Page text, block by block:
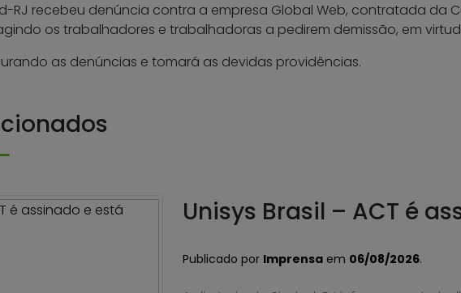
RJ recebeu denúncia contra a empresa Global Web, contratada da
os trabalhadores e trabalhadoras a pedirem demissão, em
as denúncias e tomará as devidas providências.
Unisys Brasil – ACT é
Publicado por Imprensa em 06/08/2026.